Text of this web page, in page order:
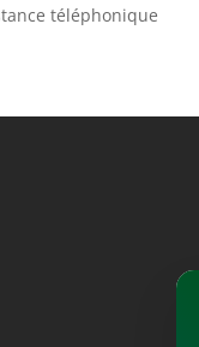
téléphonique